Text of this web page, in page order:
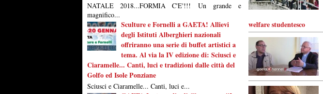
NATALE 2018...FORMIA C'E'!!! Un grande e
magnifico...
Sculture e Fornelli a GAETA! Allievi
degli Istituti Alberghieri nazionali
offriranno una serie di buffet artistici a
tema. Al via la IV edizione di: Sciusci e
Ciaramelle... Canti, luci e tradizioni dalle città del
Golfo ed Isole Ponziane
Sciusci e Ciaramelle... Canti, luci e...
welfare studentesco